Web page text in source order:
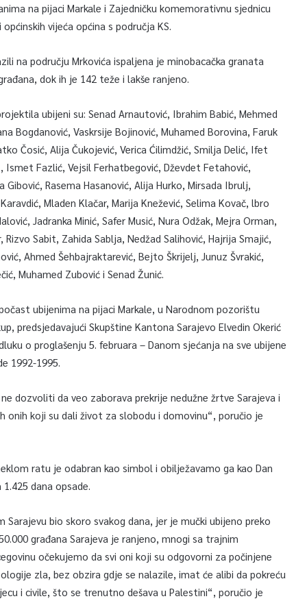
na pijaci Markale i Zajedničku komemorativnu sjednicu
vijeća općina s područja KS.
na području Mrkovića ispaljena je minobacačka granata
dok ih je 142 teže i lakše ranjeno.
ubijeni su: Senad Arnautović, Ibrahim Babić, Mehmed
Bogdanović, Vaskrsije Bojinović, Muhamed Borovina, Faruk
Čosić, Alija Čukojević, Verica Ćilimdžić, Smilja Delić, Ifet
Ismet Fazlić, Vejsil Ferhatbegović, Dževdet Fetahović,
Rasema Hasanović, Alija Hurko, Mirsada Ibrulj,
Mladen Klačar, Marija Knežević, Selima Kovač, lbro
Jadranka Minić, Safer Musić, Nura Odžak, Mejra Orman,
Sabit, Zahida Sablja, Nedžad Salihović, Hajrija Smajić,
Ahmed Šehbajraktarević, Bejto Škrijelj, Junuz Švrakić,
Muhamed Zubović i Senad Žunić.
ubijenima na pijaci Markale, u Narodnom pozorištu
predsjedavajući Skupštine Kantona Sarajevo Elvedin Okerić
o proglašenju 5. februara – Danom sjećanja na sve ubijene
1992-1995.
dozvoliti da veo zaborava prekrije nedužne žrtve Sarajeva i
onih koji su dali život za slobodu i domovinu“, poručio je
ratu je odabran kao simbol i obilježavamo ga kao Dan
dana opsade.
bio skoro svakog dana, jer je mučki ubijeno preko
građana Sarajeva je ranjeno, mnogi sa trajnim
očekujemo da svi oni koji su odgovorni za počinjene
zla, bez obzira gdje se nalazile, imat će alibi da pokreću
i civile, što se trenutno dešava u Palestini“, poručio je